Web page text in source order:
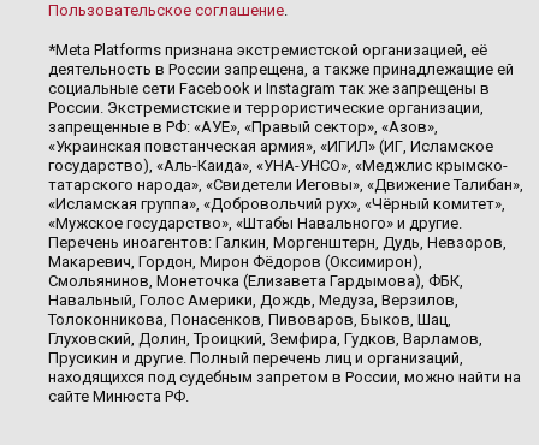
Пользовательское соглашение.
*Meta Platforms признана экстремистской организацией, её
деятельность в России запрещена, а также принадлежащие ей
социальные сети Facebook и Instagram так же запрещены в
России. Экстремистские и террористические организации,
запрещенные в РФ: «АУЕ», «Правый сектор», «Азов»,
«Украинская повстанческая армия», «ИГИЛ» (ИГ, Исламское
государство), «Аль-Каида», «УНА-УНСО», «Меджлис крымско-
татарского народа», «Свидетели Иеговы», «Движение Талибан»,
«Исламская группа», «Добровольчий рух», «Чёрный комитет»,
«Мужское государство», «Штабы Навального» и другие.
Перечень иноагентов: Галкин, Моргенштерн, Дудь, Невзоров,
Макаревич, Гордон, Мирон Фёдоров (Оксимирон),
Смольянинов, Монеточка (Елизавета Гардымова), ФБК,
Навальный, Голос Америки, Дождь, Медуза, Верзилов,
Толоконникова, Понасенков, Пивоваров, Быков, Шац,
Глуховский, Долин, Троицкий, Земфира, Гудков, Варламов,
Прусикин и другие. Полный перечень лиц и организаций,
находящихся под судебным запретом в России, можно найти на
сайте Минюста РФ.